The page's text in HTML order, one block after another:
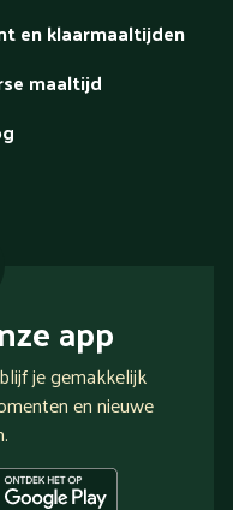
en klaarmaaltijden
maaltijd
app
je gemakkelijk
en nieuwe